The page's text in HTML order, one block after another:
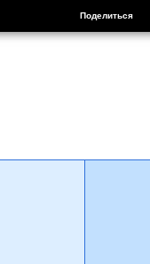
Поделиться